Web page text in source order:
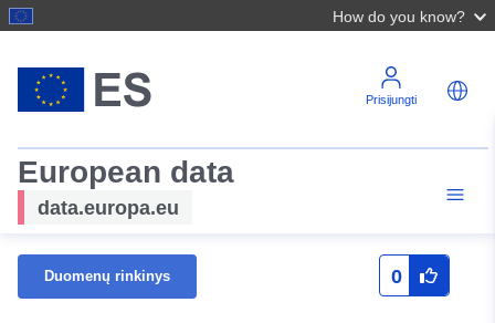
How do you know?
Prisijungti
European data
data.europa.eu
Duomenų rinkinys 0